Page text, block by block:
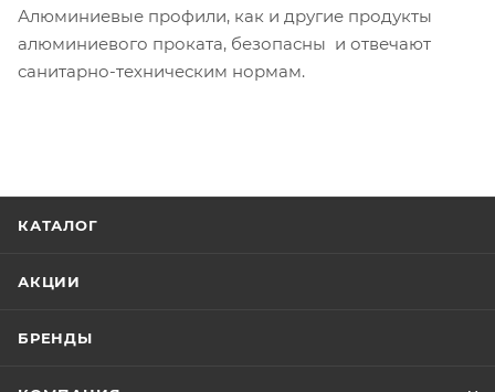
Алюминиевые профили, как и другие продукты
алюминиевого проката, безопасны и отвечают
санитарно-техническим нормам.
КАТАЛОГ
АКЦИИ
БРЕНДЫ